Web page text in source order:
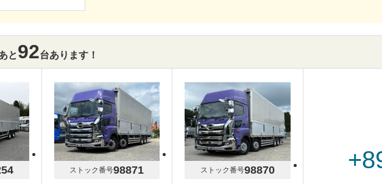
と92台あります！
ストック番号98871 ストック番号98870